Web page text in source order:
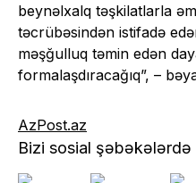
beynəlxalq təşkilatlarla
təcrübəsindən istifadə
məşğulluq təmin edən
formalaşdıracağıq”, –
AzPost.az
Bizi sosial şəbəkələrdə